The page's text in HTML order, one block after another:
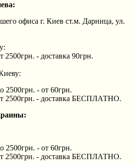
офиса г. Киев ст.м. Дарница, ул.
2500грн. - доставка 90грн.
2500грн. - от 60грн.
2500грн. - доставка БЕСПЛАТНО.
2500грн. - от 60грн.
2500грн. - доставка БЕСПЛАТНО.